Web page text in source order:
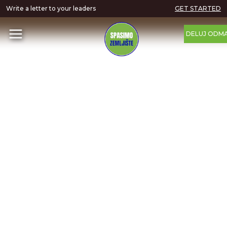
Write a letter to your leaders GET STARTED
DELUJ